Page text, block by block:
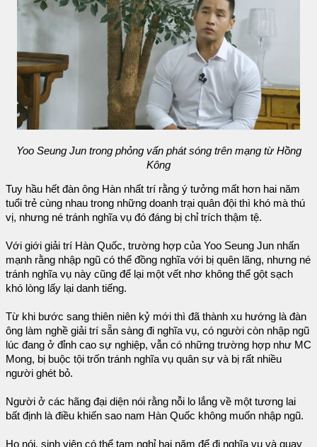
Yoo Seung Jun trong phỏng vấn phát sóng trên mạng từ Hồng
Kông
Tuy hầu hết đàn ông Hàn nhất trí rằng ý tưởng mất hơn hai năm
tuổi trẻ cùng nhau trong những doanh trại quân đội thì khó mà thú
vị, nhưng né tránh nghĩa vụ đó đáng bị chỉ trích thậm tệ.
Với giới giải trí Hàn Quốc, trường hợp của Yoo Seung Jun nhấn
mạnh rằng nhập ngũ có thể đồng nghĩa với bị quên lãng, nhưng né
tránh nghĩa vụ này cũng để lại một vết nhơ không thể gột sạch
khó lòng lấy lại danh tiếng.
Từ khi bước sang thiên niên kỷ mới thì đã thành xu hướng là đàn
ông làm nghề giải trí sẵn sàng đi nghĩa vụ, có người còn nhập ngũ
lúc đang ở đỉnh cao sự nghiệp, vẫn có những trường hợp như MC
Mong, bị buộc tội trốn tránh nghĩa vụ quân sự và bị rất nhiều
người ghét bỏ.
Người ở các hãng đại diện nói rằng nỗi lo lắng về một tương lai
bất định là điều khiến sao nam Hàn Quốc không muốn nhập ngũ.
Họ nói, sinh viên có thể tạm nghỉ hai năm để đi nghĩa vụ và quay